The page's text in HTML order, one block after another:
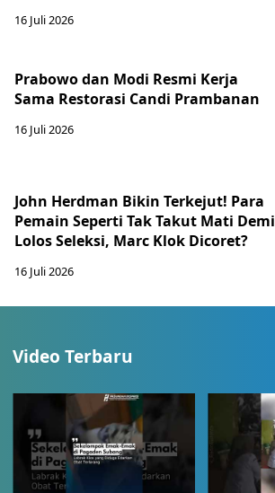
16 Juli 2026
Prabowo dan Modi Resmi Kerja
Sama Restorasi Candi Prambanan
16 Juli 2026
John Herdman Bikin Terkejut! Para
Pemain Seperti Tak Takut Mati Demi
Lolos Seleksi, Marc Klok Dicoret?
16 Juli 2026
Video Terbaru